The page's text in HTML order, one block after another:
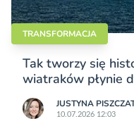
TRANSFORMACJA
Tak tworzy się
wiatraków płynie
JUSTYNA
10.07.2026 12:03